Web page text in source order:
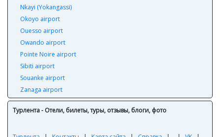
Nkayi (Yokangassi)
Okoyo airport
Ouesso airport
Owando airport
Pointe Noire airport
Sibiti airport
Souanke airport
Zanaga airport
Турлента - Отели, билеты, туры, отзывы, блоги, фото